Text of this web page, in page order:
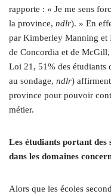
rapporte : « Je me sens
la province, ndlr). » En
par Kimberley Manning et
de Concordia et de McGill,
Loi 21, 51% des étudiants
au sondage, ndlr)
province pour pouvoir
métier.
Les étudiants portant des
dans les domaines
Alors que les écoles